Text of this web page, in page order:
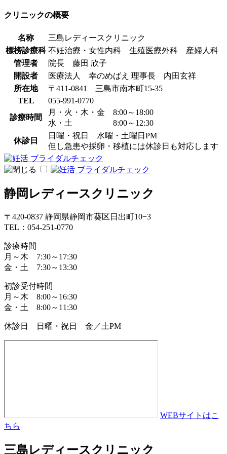
クリニックの概要
名称
三島レディースクリニック
標榜診療科 不妊治療・女性内科 生殖医療外科 産婦人科
管理者
院長 藤田 欣子
開設者
医療法人 幸のめばえ 理事長 内田玄祥
所在地
〒411-0841 三島市南本町15-35
TEL
055-991-0770
診療時間
月・火・木・金 8:00～18:00
水・土 8:00～12:30
休診日
日曜・祝日 水曜・土曜日PM
但し急患や採卵・移植には休診日も対応します
静岡レディースクリニック
〒420-0837 静岡県静岡市葵区日出町10−3
TEL：054-251-0770
診療時間
月～木 7:30～17:30
金・土 7:30～13:30
初診受付時間
月～木 8:00～16:30
金・土 8:00～11:30
休診日 日曜・祝日 金／土PM
WEBサイトはこ
ちら
三島レディースクリニック